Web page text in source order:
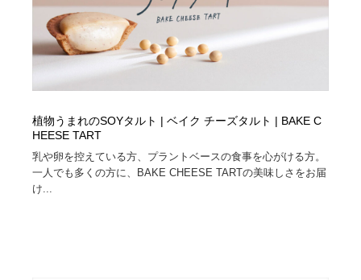
植物うまれのSOYタルト | ベイク チーズタルト | BAKE C
HEESE TART
乳や卵を控えている方、プラントベースの食事を心がける方。
一人でも多くの方に、BAKE CHEESE TARTの美味しさをお届
け...